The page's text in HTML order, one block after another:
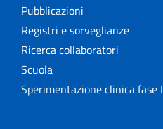
Pubblicazioni
Registri e sorveglianze
Ricerca collaboratori
Scuola
Sperimentazione clinica fase I